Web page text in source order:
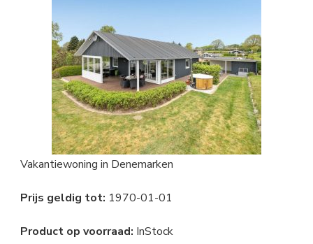
Vakantiewoning in Denemarken
Prijs geldig tot: 1970-01-01
Product op voorraad: InStock